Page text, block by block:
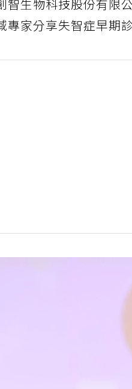
智生物科技股份有限
專家分享失智症早期